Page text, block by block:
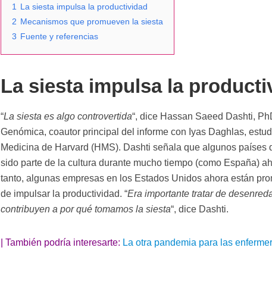
1 La siesta impulsa la productividad
2 Mecanismos que promueven la siesta
3 Fuente y referencias
La siesta impulsa la
“La siesta es algo controvertida“, dice Hassan Saeed Dashti,
Genómica, coautor principal del informe con Iyas Daghlas,
Medicina de Harvard (HMS). Dashti señala que algunos países
sido parte de la cultura durante mucho tiempo (como España)
tanto, algunas empresas en los Estados Unidos ahora están
de impulsar la productividad. “Era importante tratar de
contribuyen a por qué tomamos la siesta“, dice Dashti.
| También podría interesarte: La otra pandemia para las